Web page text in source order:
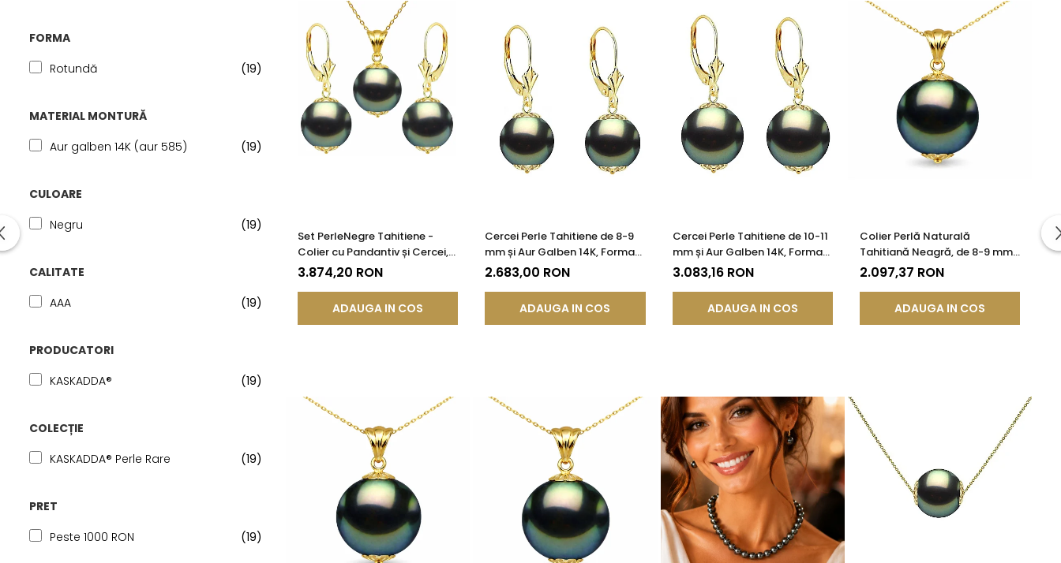
FORMA
Rotundă
(19)
MATERIAL MONTURĂ
Aur galben 14K (aur 585)
(19)
CULOARE
Negru
(19)
CALITATE
AAA
(19)
PRODUCATORI
KASKADDA®
(19)
COLECȚIE
KASKADDA® Perle Rare
(19)
PRET
Peste 1000 RON
(19)
Set PerleNegre Tahitiene -
Colier cu Pandantiv și Cercei,
Aur Galben 14K, Perle Naturale
3.874,20 RON
ADAUGA IN COS
Cercei Perle Tahitiene de 8-9
mm și Aur Galben 14K, Forma
Rotundă | KASKADDA®
2.683,00 RON
ADAUGA IN COS
Cercei Perle Tahitiene de 10-11
mm și Aur Galben 14K, Forma
Rotundă | KASKADDA®
3.083,16 RON
ADAUGA IN COS
Colier Perlă Naturală
Tahitiană Neagră, de 8-9 mm,
AAA, Aur Galben 14K cu
2.097,37 RON
ADAUGA IN COS